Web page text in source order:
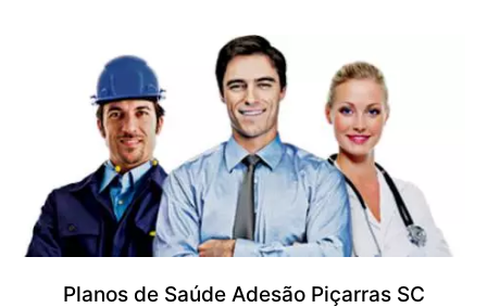
Planos de Saúde Adesão Piçarras SC